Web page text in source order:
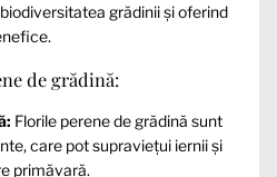
grădinii și oferind
de grădină:
Florile perene de grădină sunt
care pot supraviețui iernii și
primăvară.